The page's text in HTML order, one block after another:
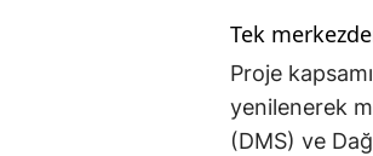
Tek
Proje
yenilenerek
(DMS) ve